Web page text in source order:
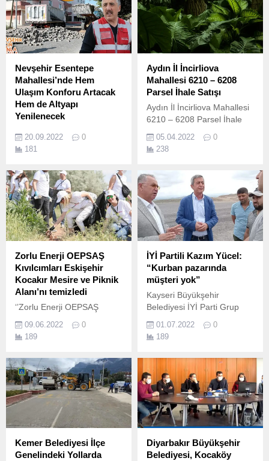
Nevşehir Esentepe
Mahallesi’nde Hem
Ulaşım Konforu Artacak
Hem de Altyapı
Yenilenecek
tarafından Esentepe
Mahallesi’nde bulunan Atilla
Gültepe Sokak’ta altyapı
yenileme çalışması
yapılarak sıcak asfalt serimi
gerçekleştirilecek.
20.09.2022
0
181
Aydın İl İncirliova
Mahallesi 6210 – 6208
Parsel İhale Satışı
Aydın İl İncirliova Mahallesi
6210 – 6208 Parsel İhale
TAŞINMAZIN Özellikleri :
Aydın İl, İncirliova İlçe,
Parsel, Tapuda avlulu ev
vasıflı, 638,00M2
yüzölçümlü,içerisinde
girişleri ayrı olan 2 ayrı
mesken bulunan,
meskenlerden birisi yaklaşık
66 m2 yüzlöçümlü, diğeri
yaklaşık 80 m2 yüzölçümlü
yığma kargir tarzda...
05.04.2022
0
238
Zorlu Enerji OEPSAŞ
Kıvılcımları Eskişehir
Kocakır Mesire ve Piknik
Alanı’nı temizledi
‘’Zorlu Enerji OEPSAŞ
dünya için umut oldu
Türkiye’nin sürdürülebilirlik
sağlamayı amaçlayan Zorlu
Enerji, “Akıllı Hayat 2030”
vizyonu odağında hayata
geçirilen kurumsal
gönüllülük programı
Kıvılcımlar Hareketi
aracılığıyla geleceğin
enerjisine umut ekliyor.
09.06.2022
0
189
İYİ Partili Kazım Yücel:
“Kurban pazarında
müşteri yok”
Kayseri Büyükşehir
Belediyesi İYİ Parti Grup
Kurban Pazarında
satıcılarla sohbet etti.
01.07.2022
0
189
Kemer Belediyesi İlçe
Genelindeki Yollarda
Diyarbakır Büyükşehir
Belediyesi, Kocaköy